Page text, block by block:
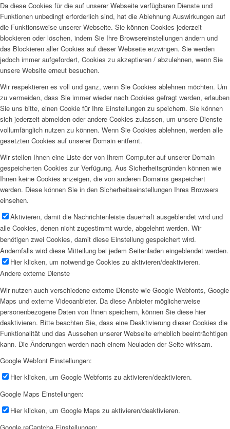
Da diese Cookies für die auf unserer Webseite verfügbaren Dienste und
Funktionen unbedingt erforderlich sind, hat die Ablehnung Auswirkungen auf
die Funktionsweise unserer Webseite. Sie können Cookies jederzeit
blockieren oder löschen, indem Sie Ihre Browsereinstellungen ändern und
das Blockieren aller Cookies auf dieser Webseite erzwingen. Sie werden
jedoch immer aufgefordert, Cookies zu akzeptieren / abzulehnen, wenn Sie
unsere Website erneut besuchen.
Wir respektieren es voll und ganz, wenn Sie Cookies ablehnen möchten. Um
zu vermeiden, dass Sie immer wieder nach Cookies gefragt werden, erlauben
Sie uns bitte, einen Cookie für Ihre Einstellungen zu speichern. Sie können
sich jederzeit abmelden oder andere Cookies zulassen, um unsere Dienste
vollumfänglich nutzen zu können. Wenn Sie Cookies ablehnen, werden alle
gesetzten Cookies auf unserer Domain entfernt.
Wir stellen Ihnen eine Liste der von Ihrem Computer auf unserer Domain
gespeicherten Cookies zur Verfügung. Aus Sicherheitsgründen können wie
Ihnen keine Cookies anzeigen, die von anderen Domains gespeichert
werden. Diese können Sie in den Sicherheitseinstellungen Ihres Browsers
einsehen.
Aktivieren, damit die Nachrichtenleiste dauerhaft ausgeblendet wird und
alle Cookies, denen nicht zugestimmt wurde, abgelehnt werden. Wir
benötigen zwei Cookies, damit diese Einstellung gespeichert wird.
Andernfalls wird diese Mitteilung bei jedem Seitenladen eingeblendet werden.
Hier klicken, um notwendige Cookies zu aktivieren/deaktivieren.
Andere externe Dienste
Wir nutzen auch verschiedene externe Dienste wie Google Webfonts, Google
Maps und externe Videoanbieter. Da diese Anbieter möglicherweise
personenbezogene Daten von Ihnen speichern, können Sie diese hier
deaktivieren. Bitte beachten Sie, dass eine Deaktivierung dieser Cookies die
Funktionalität und das Aussehen unserer Webseite erheblich beeinträchtigen
kann. Die Änderungen werden nach einem Neuladen der Seite wirksam.
Google Webfont Einstellungen:
Hier klicken, um Google Webfonts zu aktivieren/deaktivieren.
Google Maps Einstellungen:
Hier klicken, um Google Maps zu aktivieren/deaktivieren.